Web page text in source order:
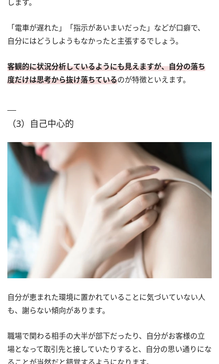
「電車が遅れた」「指示があいまいだった」などが口癖で、
自分にはどうしようもなかったと主張するでしょう。
客観的に状況分析しているようにも見えますが、自分の落ち
度だけは思考から抜け落ちているのが特徴といえます。
（3）自己中心的
自分が恵まれた環境に置かれていることに気づいていない人
も、謝らない傾向があります。
職場で関わる相手の大半が部下だったり、自分がお客様の立
場となって取引先と接していたりすると、自分の思い通りにな